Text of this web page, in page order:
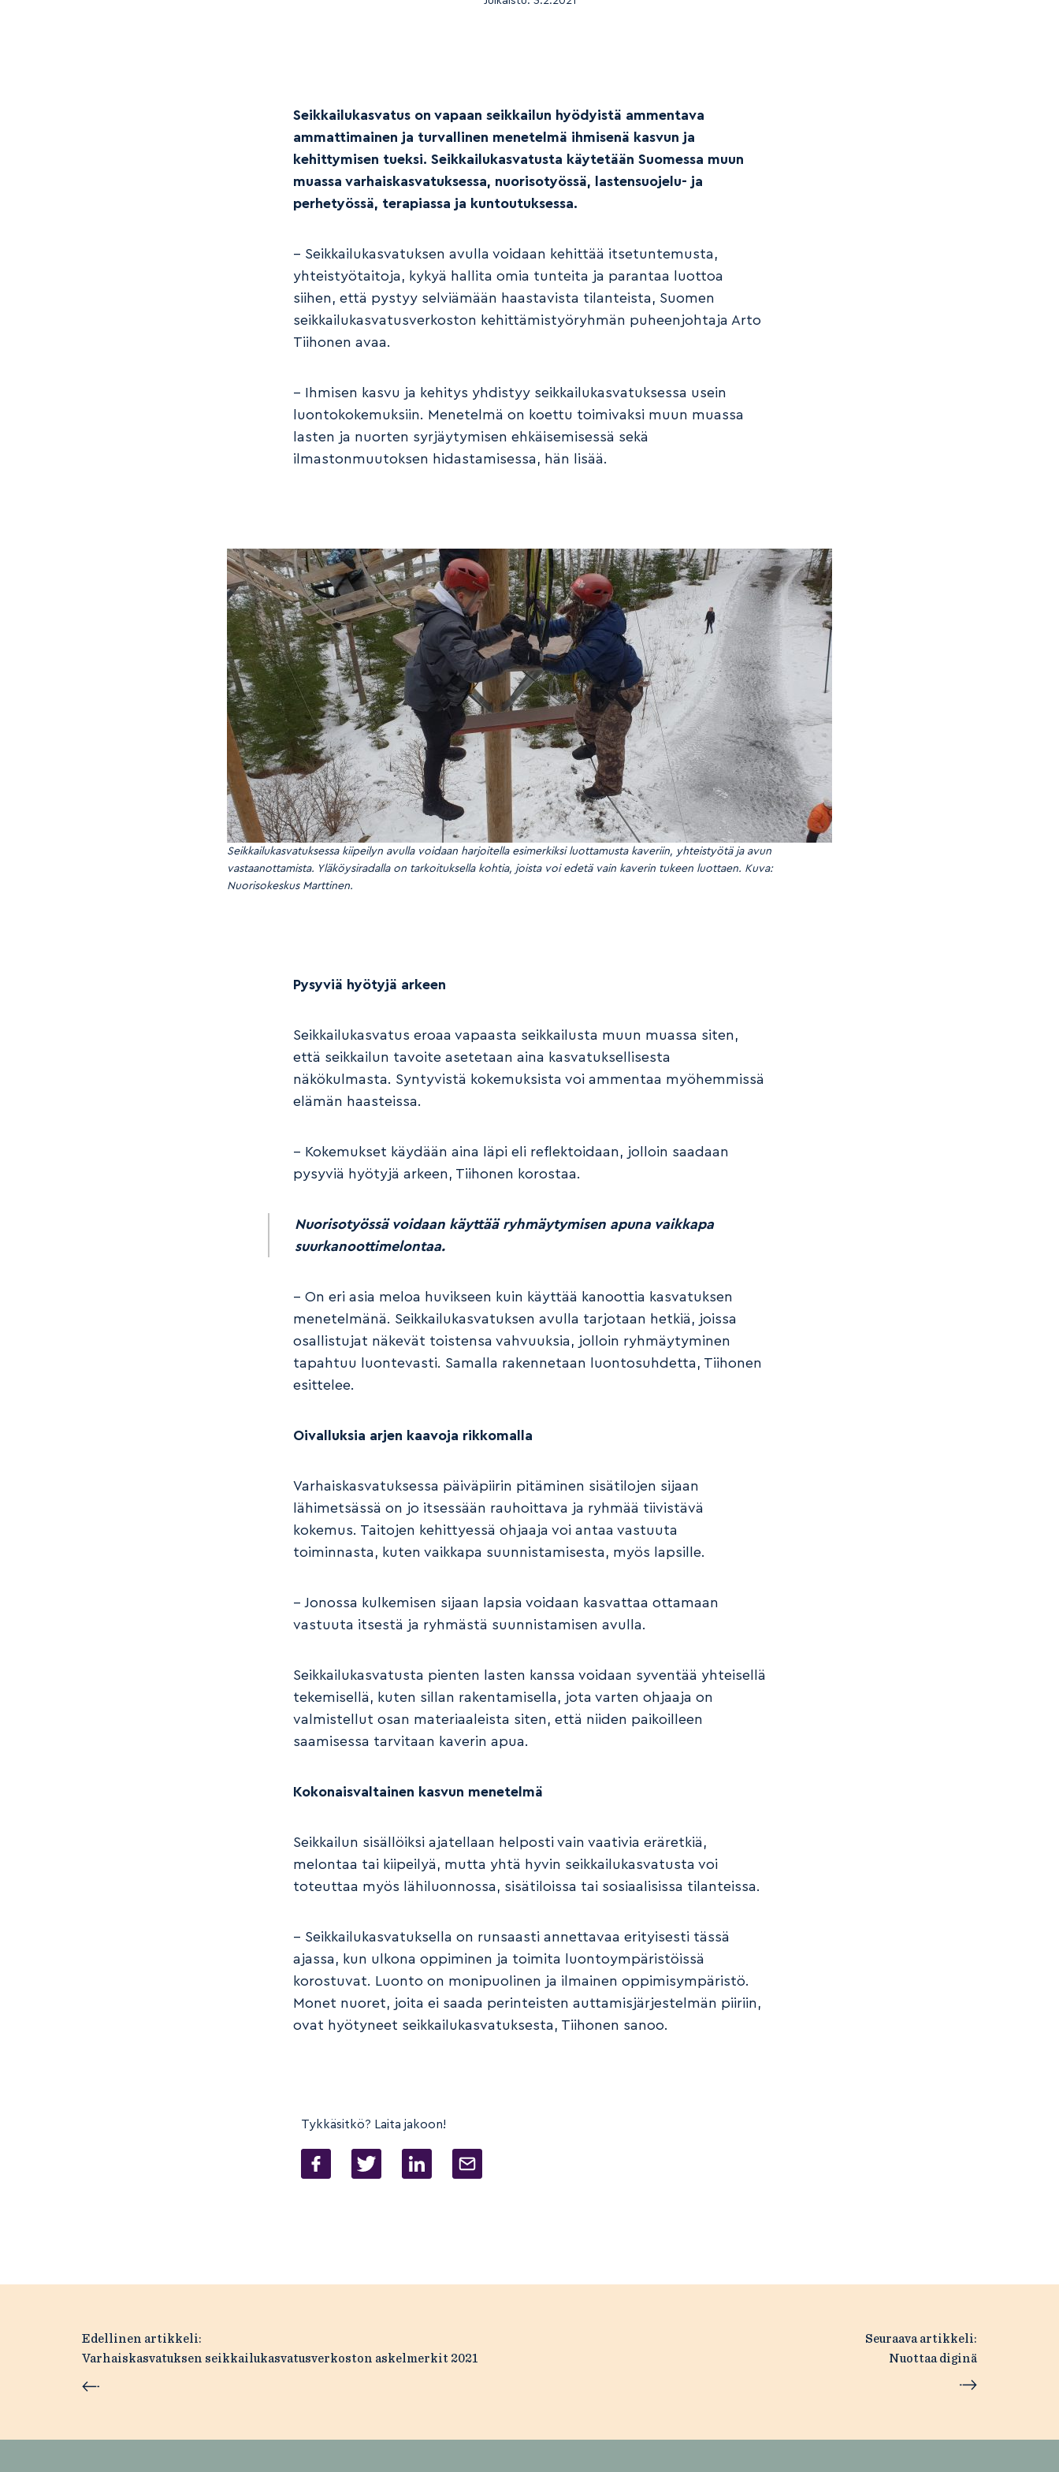
Seikkailukasvatus on vapaan seikkailun hyödyistä ammentava
ammattimainen ja turvallinen menetelmä ihmisenä kasvun ja
kehittymisen tueksi. Seikkailukasvatusta käytetään Suomessa muun
muassa varhaiskasvatuksessa, nuorisotyössä, lastensuojelu- ja
perhetyössä, terapiassa ja kuntoutuksessa.
– Seikkailukasvatuksen avulla voidaan kehittää itsetuntemusta,
yhteistyötaitoja, kykyä hallita omia tunteita ja parantaa luottoa
siihen, että pystyy selviämään haastavista tilanteista, Suomen
seikkailukasvatusverkoston kehittämistyöryhmän puheenjohtaja Arto
Tiihonen avaa.
– Ihmisen kasvu ja kehitys yhdistyy seikkailukasvatuksessa usein
luontokokemuksiin. Menetelmä on koettu toimivaksi muun muassa
lasten ja nuorten syrjäytymisen ehkäisemisessä sekä
ilmastonmuutoksen hidastamisessa, hän lisää.
Seikkailukasvatuksessa kiipeilyn avulla voidaan harjoitella esimerkiksi luottamusta kaveriin, yhteistyötä ja avun
vastaanottamista. Yläköysiradalla on tarkoituksella kohtia, joista voi edetä vain kaverin tukeen luottaen. Kuva:
Nuorisokeskus Marttinen.
Pysyviä hyötyjä arkeen
Seikkailukasvatus eroaa vapaasta seikkailusta muun muassa siten,
että seikkailun tavoite asetetaan aina kasvatuksellisesta
näkökulmasta. Syntyvistä kokemuksista voi ammentaa myöhemmissä
elämän haasteissa.
– Kokemukset käydään aina läpi eli reflektoidaan, jolloin saadaan
pysyviä hyötyjä arkeen, Tiihonen korostaa.
Nuorisotyössä voidaan käyttää ryhmäytymisen apuna vaikkapa
suurkanoottimelontaa.
– On eri asia meloa huvikseen kuin käyttää kanoottia kasvatuksen
menetelmänä. Seikkailukasvatuksen avulla tarjotaan hetkiä, joissa
osallistujat näkevät toistensa vahvuuksia, jolloin ryhmäytyminen
tapahtuu luontevasti. Samalla rakennetaan luontosuhdetta, Tiihonen
esittelee.
Oivalluksia arjen kaavoja rikkomalla
Varhaiskasvatuksessa päiväpiirin pitäminen sisätilojen sijaan
lähimetsässä on jo itsessään rauhoittava ja ryhmää tiivistävä
kokemus. Taitojen kehittyessä ohjaaja voi antaa vastuuta
toiminnasta, kuten vaikkapa suunnistamisesta, myös lapsille.
– Jonossa kulkemisen sijaan lapsia voidaan kasvattaa ottamaan
vastuuta itsestä ja ryhmästä suunnistamisen avulla.
Seikkailukasvatusta pienten lasten kanssa voidaan syventää yhteisellä
tekemisellä, kuten sillan rakentamisella, jota varten ohjaaja on
valmistellut osan materiaaleista siten, että niiden paikoilleen
saamisessa tarvitaan kaverin apua.
Kokonaisvaltainen kasvun menetelmä
Seikkailun sisällöiksi ajatellaan helposti vain vaativia eräretkiä,
melontaa tai kiipeilyä, mutta yhtä hyvin seikkailukasvatusta voi
toteuttaa myös lähiluonnossa, sisätiloissa tai sosiaalisissa tilanteissa.
– Seikkailukasvatuksella on runsaasti annettavaa erityisesti tässä
ajassa, kun ulkona oppiminen ja toimita luontoympäristöissä
korostuvat. Luonto on monipuolinen ja ilmainen oppimisympäristö.
Monet nuoret, joita ei saada perinteisten auttamisjärjestelmän piiriin,
ovat hyötyneet seikkailukasvatuksesta, Tiihonen sanoo.
Tykkäsitkö? Laita jakoon!
Artikkelien
Edellinen artikkeli:
Varhaiskasvatuksen seikkailukasvatusverkoston askelmerkit 2021
Seuraava artikkeli:
Nuottaa diginä